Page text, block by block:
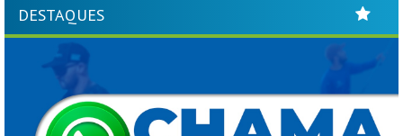
DESTAQUES